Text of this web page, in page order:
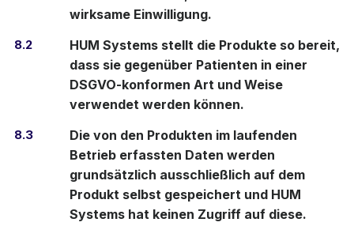
wirksame Einwilligung.
8.2
HUM Systems stellt die Produkte so bereit,
dass sie gegenüber Patienten in einer
DSGVO-konformen Art und Weise
verwendet werden können.
8.3
Die von den Produkten im laufenden
Betrieb erfassten Daten werden
grundsätzlich ausschließlich auf dem
Produkt selbst gespeichert und HUM
Systems hat keinen Zugriff auf diese.